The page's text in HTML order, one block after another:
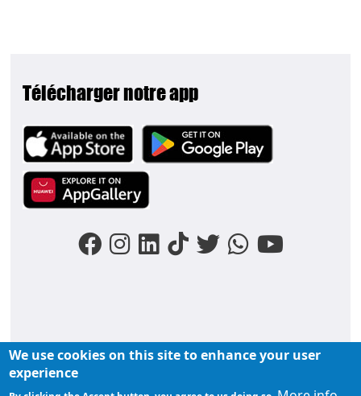
Télécharger notre app
Image Image
Image
FOOTER MENU
We use cookies on this site to enhance your user
experience